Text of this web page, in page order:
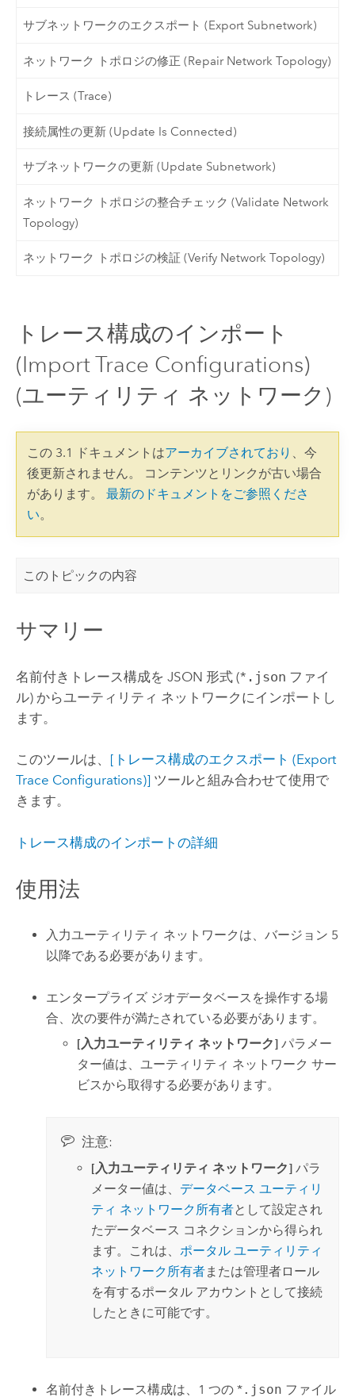
サブネットワークのエクスポート (Export Subnetwork)
ネットワーク トポロジの修正 (Repair Network Topology)
トレース (Trace)
接続属性の更新 (Update Is Connected)
サブネットワークの更新 (Update Subnetwork)
ネットワーク トポロジの整合チェック (Validate Network
Topology)
ネットワーク トポロジの検証 (Verify Network Topology)
トレース構成のインポート
(Import Trace Configurations)
(ユーティリティ ネットワーク)
この 3.1 ドキュメントはアーカイブされており 、今
後更新されません。 コンテンツとリンクが古い場合
があります。 最新のドキュメントをご参照くださ
い。
このトピックの内容
サマリー
名前付きトレース構成を JSON 形式 (* .json ファイ
ル) からユーティリティ ネットワークにインポートし
ます。
このツールは、 [トレース構成のエクスポート (Export
Trace Configurations)]ツールと組み合わせて使用で
きます。
トレース構成のインポートの詳細
使用法
入力ユーティリティ ネットワークは、バージョン 5
以降である必要があります。
エンタープライズ ジオデータベースを操作する場
合、次の要件が満たされている必要があります。
[入力ユーティリティ ネットワーク] パラメー
ター値は、ユーティリティ ネットワーク サー
ビスから取得する必要があります。
注意:
[入力ユーティリティ ネットワーク] パラ
メーター値は、 データベース ユーティリ
ティ ネットワーク所有者として設定され
たデータベース コネクションから得られ
ます。これは、 ポータル ユーティリティ
ネットワーク所有者または管理者ロール
を有するポータル アカウントとして接続
したときに可能です。
名前付きトレース構成は、1 つの *.json ファイル